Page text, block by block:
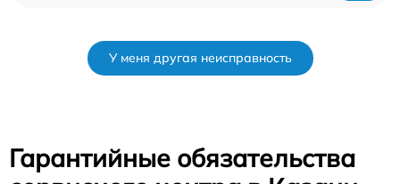
У меня другая неисправность
Гарантийные обязательства